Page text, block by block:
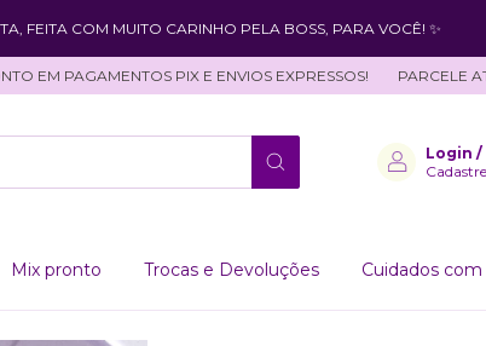
FEITA COM MUITO CARINHO PELA BOSS, PARA VOCÊ! ✨
PAGAMENTOS PIX E ENVIOS EXPRESSOS! PARCELE ATÉ
Login /
Mix pronto Trocas e Devoluções Cuidados com